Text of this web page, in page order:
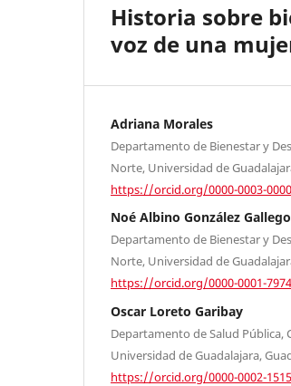
Historia sobre
voz de una
Adriana Morales
Departamento de Bienestar y
Norte, Universidad de
https://orcid.org/0000-0003-
Noé Albino González
Departamento de Bienestar y
Norte, Universidad de
https://orcid.org/0000-0001-
Oscar Loreto Garibay
Departamento de Salud Pública,
Universidad de Guadalajara,
https://orcid.org/0000-0002-